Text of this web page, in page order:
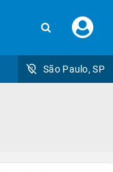
seu
São Paulo, SP